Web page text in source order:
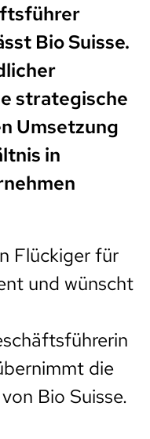
Bio Suisse.
strategische
Umsetzung
in
Flückiger für
und wünscht
die
Bio Suisse.